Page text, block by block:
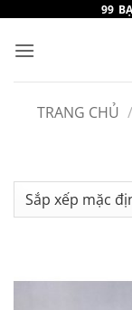
nội
dung
99
TRANG CHỦ /